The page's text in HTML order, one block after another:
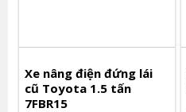
Xe nâng điện đứng lái
cũ Toyota 1.5 tấn
7FBR15